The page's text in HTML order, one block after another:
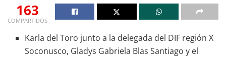
163
COMPARTIDOS
Karla del Toro junto a la delegada del DIF región X
Soconusco, Gladys Gabriela Blas Santiago y el